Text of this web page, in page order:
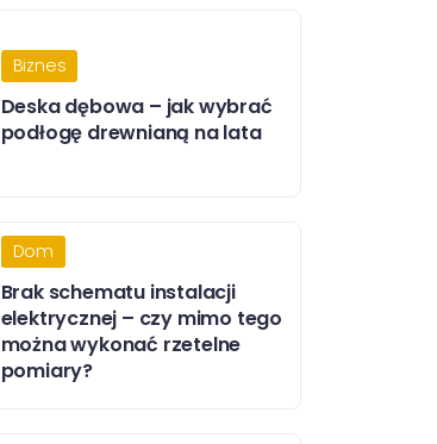
Biznes
Deska dębowa – jak wybrać
podłogę drewnianą na lata
Dom
Brak schematu instalacji
elektrycznej – czy mimo tego
można wykonać rzetelne
pomiary?